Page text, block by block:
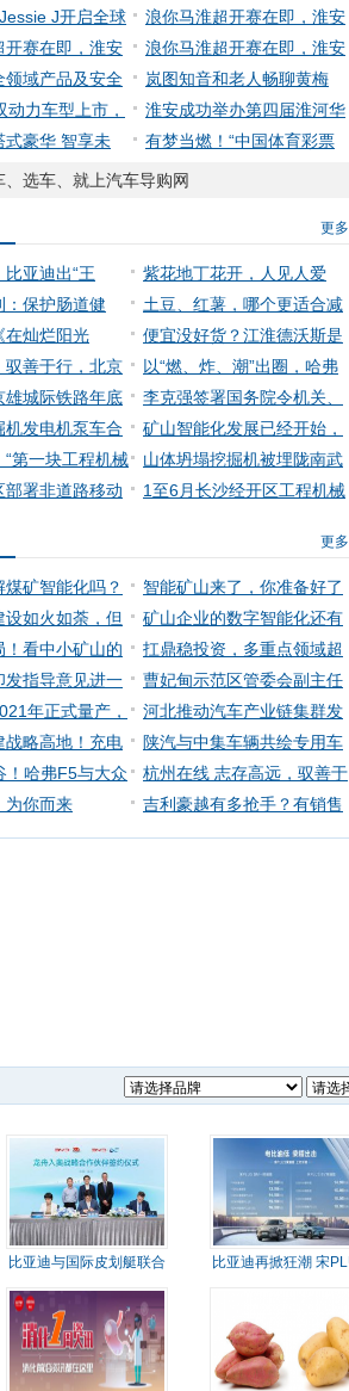
smart
J开启全球
浪你马淮超开赛在即，淮安
区队
开赛在即，淮安
浪你马淮超开赛在即，淮安
区队
领域产品及安全
岚图知音和老人畅聊黄梅
戏，网
动力车型上市，
淮安成功举办第四届淮河华
商大
式豪华 智享未
有梦当燃！“中国体育彩票
杯”
、选车、就上汽车导购网
更多
亚迪出“王
起
紫花地丁花开，人见人爱
：保护肠道健
活做好
土豆、红薯，哪个更适合减
肥吃？
在灿烂阳光
文化大使
便宜没好货？江淮德沃斯是
新时代物流人精
驭善于行，北京
年
以“燃、炸、潮”出圈，哈弗
F7x走红像极
雄城际铁路年底
李克强签署国务院令机关、
事业单位和大型
机发电机泵车合
用各
矿山智能化发展已经开始，
搞矿的我们到底
第一块工程机械
山体坍塌挖掘机被埋陇南武
都消防深夜紧急
部署非道路移动
1至6月长沙经开区工程机械
更多
矿智能化吗？
告诉
智能矿山来了，你准备好了
吗
设如火如荼，但
一定
矿山企业的数字智能化还有
困境需要打破
！看中小矿山的
化如
扛鼎稳投资，多重点领域超
大项目加快推进
发指导意见进一
型制
曹妃甸示范区管委会副主任
李如忠一行到访
年正式量产，
纯电
河北推动汽车产业链集群发
展
战略高地！充电
乘风
陕汽与中集车辆共绘专用车
高端制造蓝图
！哈弗F5与大众
英雄
杭州在线 志存高远，驭善于
行，北京汽车
为你而来
家J
吉利豪越有多抢手？有销售
顾问一天就挣了
比亚迪与国际皮划艇联合 比亚迪再掀狂潮 宋